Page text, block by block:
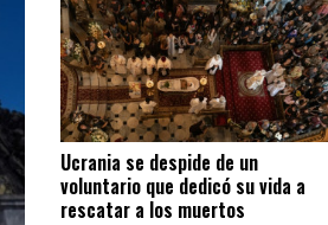
causar víctimas.
Ucrania se despide de un
voluntario que dedicó su vida a
rescatar a los muertos